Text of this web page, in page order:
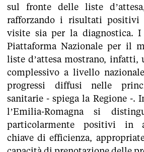
sul fronte delle liste
rafforzando i risultati
visite sia per la diagnostica.
Piattaforma Nazionale per il
liste d’attesa mostrano, infatti,
complessivo a livello
progressi diffusi nelle
sanitarie - spiega la Regione -.
l’Emilia-Romagna si
particolarmente positivi in
chiave di efficienza,